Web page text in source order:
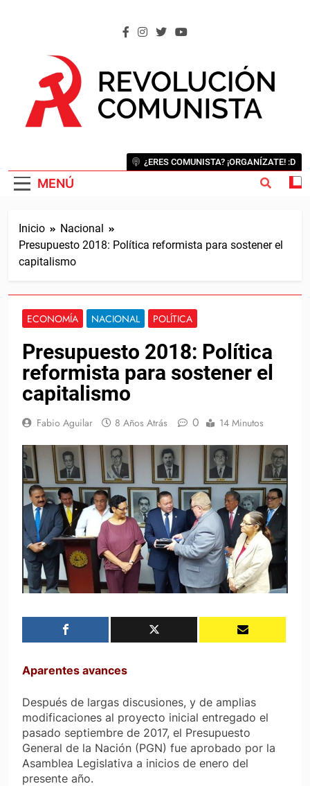
MENÚ
¿ERES COMUNISTA? ¡ORGANÍZATE! :D
Inicio
Nacional
Presupuesto 2018: Política reformista para sostener el
capitalismo
ECONOMÍA NACIONAL POLÍTICA
Presupuesto 2018: Política
reformista para sostener el
capitalismo
Fabio Aguilar 8 Años Atrás 0 14 Minutos
Aparentes avances
Después de largas discusiones, y de amplias
modificaciones al proyecto inicial entregado el
pasado septiembre de 2017, el Presupuesto
General de la Nación (PGN) fue aprobado por la
Asamblea Legislativa a inicios de enero del
presente año.